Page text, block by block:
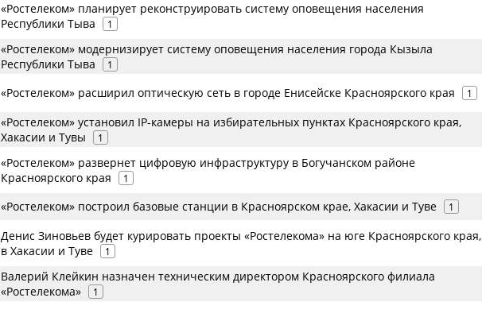
«Ростелеком» планирует реконструировать систему оповещения населения
Республики Тыва
1
«Ростелеком» модернизирует систему оповещения населения города Кызыла
Республики Тыва
1
«Ростелеком» расширил оптическую сеть в городе Енисейске Красноярского края 1
«Ростелеком» установил IP-камеры на избирательных пунктах Красноярского края,
Хакасии и Тувы
1
«Ростелеком» развернет цифровую инфраструктуру в Богучанском районе
Красноярского края
1
«Ростелеком» построил базовые станции в Красноярском крае, Хакасии и Туве 1
Денис Зиновьев будет курировать проекты «Ростелекома» на юге Красноярского края,
в Хакасии и Туве
1
Валерий Клейкин назначен техническим директором Красноярского филиала
«Ростелекома»
1